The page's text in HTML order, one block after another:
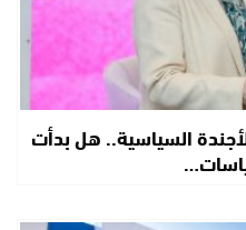
السياسية.. هل بدأت